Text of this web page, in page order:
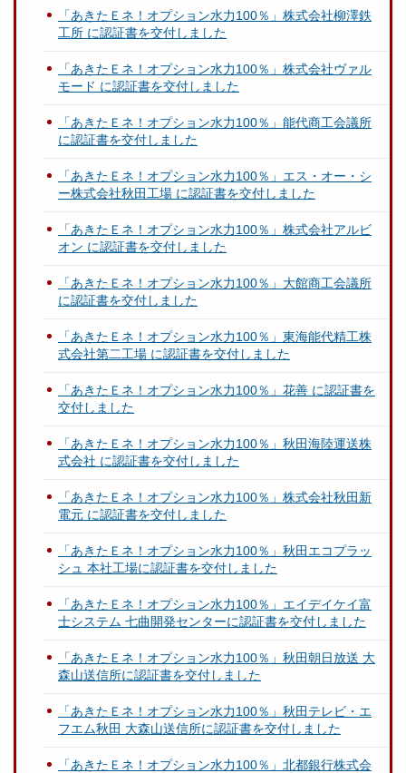
「あきたＥネ！オプション水力100％」株式会社柳澤鉄
工所 に認証書を交付しました
「あきたＥネ！オプション水力100％」株式会社ヴァル
モード に認証書を交付しました
「あきたＥネ！オプション水力100％」能代商工会議所
に認証書を交付しました
「あきたＥネ！オプション水力100％」エス・オー・シ
ー株式会社秋田工場 に認証書を交付しました
「あきたＥネ！オプション水力100％」株式会社アルビ
オン に認証書を交付しました
「あきたＥネ！オプション水力100％」大館商工会議所
に認証書を交付しました
「あきたＥネ！オプション水力100％」東海能代精工株
式会社第二工場 に認証書を交付しました
「あきたＥネ！オプション水力100％」花善 に認証書を
交付しました
「あきたＥネ！オプション水力100％」秋田海陸運送株
式会社 に認証書を交付しました
「あきたＥネ！オプション水力100％」株式会社秋田新
電元 に認証書を交付しました
「あきたＥネ！オプション水力100％」秋田エコプラッ
シュ 本社工場に認証書を交付しました
「あきたＥネ！オプション水力100％」エイデイケイ富
士システム 七曲開発センターに認証書を交付しました
「あきたＥネ！オプション水力100％」秋田朝日放送 大
森山送信所に認証書を交付しました
「あきたＥネ！オプション水力100％」秋田テレビ・エ
フエム秋田 大森山送信所に認証書を交付しました
「あきたＥネ！オプション水力100％」北都銀行株式会